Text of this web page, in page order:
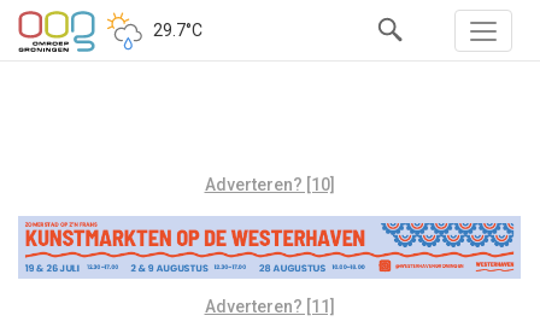
29.7°C
Adverteren? [10]
Adverteren? [11]